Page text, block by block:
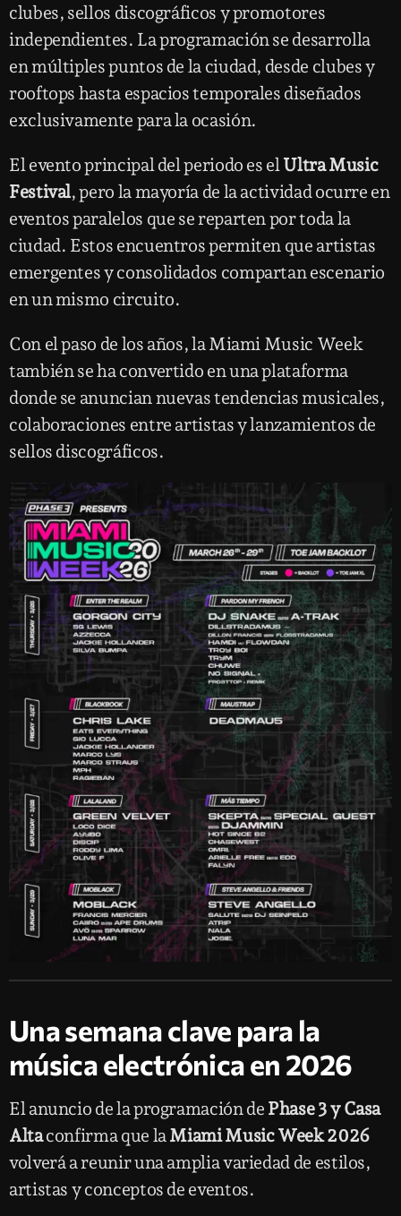
clubes, sellos discográficos y promotores
independientes. La programación se desarrolla
en múltiples puntos de la ciudad, desde clubes y
rooftops hasta espacios temporales diseñados
exclusivamente para la ocasión.
El evento principal del periodo es el Ultra Music
Festival, pero la mayoría de la actividad ocurre en
eventos paralelos que se reparten por toda la
ciudad. Estos encuentros permiten que artistas
emergentes y consolidados compartan escenario
en un mismo circuito.
Con el paso de los años, la Miami Music Week
también se ha convertido en una plataforma
donde se anuncian nuevas tendencias musicales,
colaboraciones entre artistas y lanzamientos de
sellos discográficos.
Una semana clave para la
música electrónica en 2026
El anuncio de la programación de Phase 3 y Casa
Altaconfirma que laMiami Music Week 2026
volverá a reunir una amplia variedad de estilos,
artistas y conceptos de eventos.